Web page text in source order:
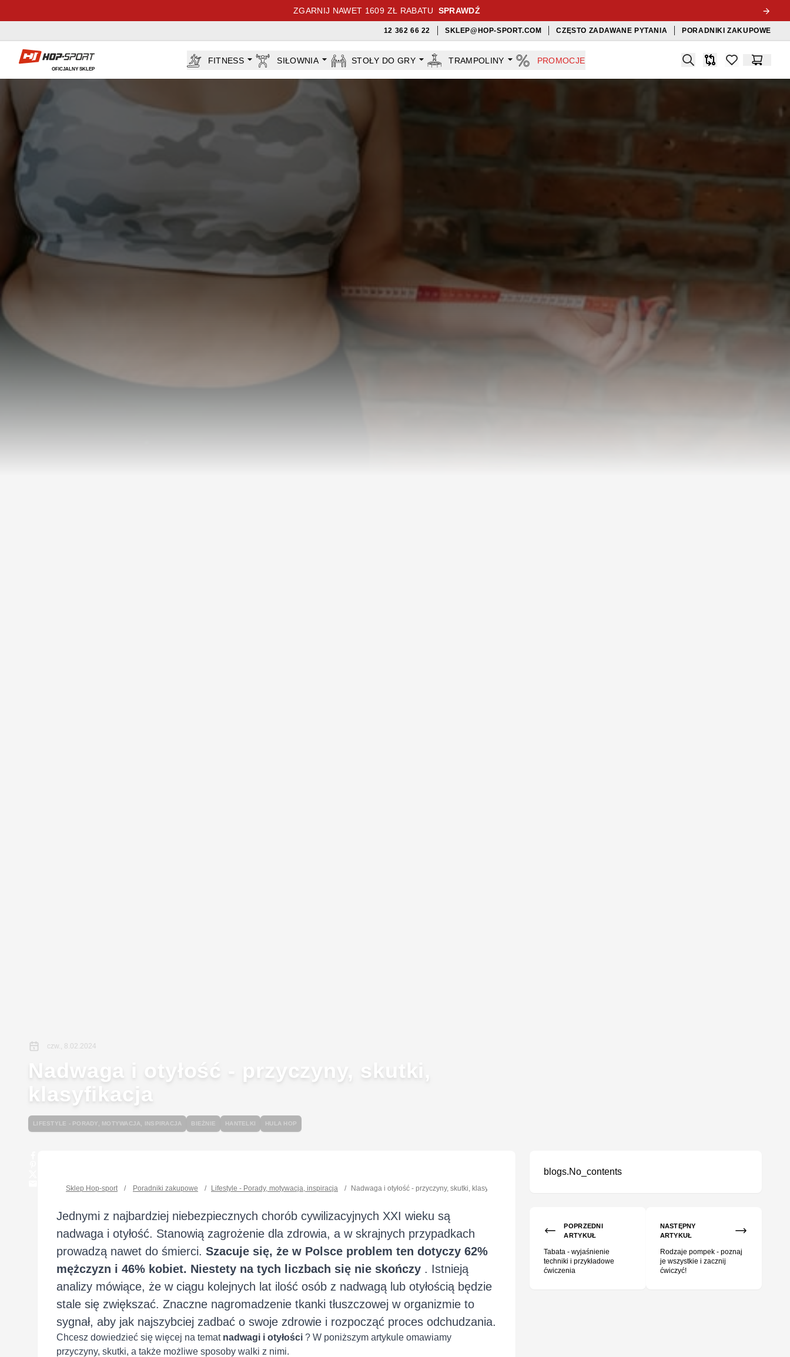
ZGARNIJ NAWET 1609 ZŁ RABATU SPRAWDŹ
12 362 66 22 SKLEP@HOP-SPORT.COM CZĘSTO ZADAWANE PYTANIA PORADNIKI ZAKUPOWE
Sklep Hop-sport.pl
OFICJALNY SKLEP
FITNESS SIŁOWNIA STOŁY DO GRY TRAMPOLINY PROMOCJE Search
Porównywarka
items inKoszyk
czw., 8.02.2024
Nadwaga i otyłość - przyczyny, skutki,
klasyfikacja
LIFESTYLE - PORADY, MOTYWACJA, INSPIRACJA BIEŻNIE HANTELKI HULA HOP
Sklep Hop-sport / Poradniki zakupowe / Lifestyle - Porady, motywacja, inspiracja / Nadwaga i otyłość - przyczyny, skutki, klasyfikacja
Jednymi z najbardziej niebezpiecznych chorób cywilizacyjnych XXI wieku są
nadwaga i otyłość. Stanowią zagrożenie dla zdrowia, a w skrajnych przypadkach
prowadzą nawet do śmierci. Szacuje się, że w Polsce problem ten dotyczy 62%
mężczyzn i 46% kobiet. Niestety na tych liczbach się nie skończy . Istnieją
analizy mówiące, że w ciągu kolejnych lat ilość osób z nadwagą lub otyłością będzie
stale się zwiększać. Znaczne nagromadzenie tkanki tłuszczowej w organizmie to
sygnał, aby jak najszybciej zadbać o swoje zdrowie i rozpocząć proces odchudzania.
Chcesz dowiedzieć się więcej na temat nadwagi i otyłości ? W poniższym artykule omawiamy
przyczyny, skutki, a także możliwe sposoby walki z nimi.
blogs.No_contents
POPRZEDNI
ARTYKUŁ
Tabata - wyjaśnienie
techniki i przykładowe
ćwiczenia
NASTĘPNY
ARTYKUŁ
Rodzaje pompek - poznaj
je wszystkie i zacznij
ćwiczyć!